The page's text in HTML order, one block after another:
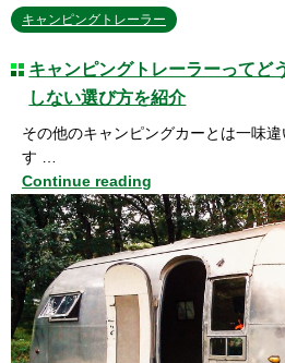
キャンピングトレーラー
キャンピングトレーラーってど
しない選び方を紹介
その他のキャンピングカーとは一味違
す …
Continue reading